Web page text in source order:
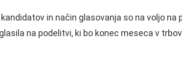
in način glasovanja so na voljo na
na podelitvi, ki bo konec meseca v